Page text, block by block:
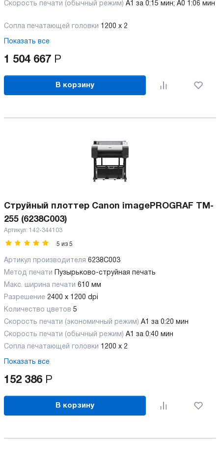
Скорость печати (обычный режим) A1 за 0:15 мин; A0 1:06 мин
Сопла печатающей головки 1200 x 2
Показать все
1 504 667 Р
В корзину
Струйный плоттер Canon imagePROGRAF TM-
255 (6238C003)
Артикул: 142-344103
5 из 5
Артикул производителя 6238C003
Метод печати
Пузырьково-струйная печать
Макс. ширина печати 610 мм
Разрешение 2400 x 1200 dpi
Количество цветов 5
Скорость печати (экономичный режим) A1 за 0:20 мин
Скорость печати (обычный режим) A1 за 0:40 мин
Сопла печатающей головки 1200 x 2
Показать все
152 386 Р
В корзину